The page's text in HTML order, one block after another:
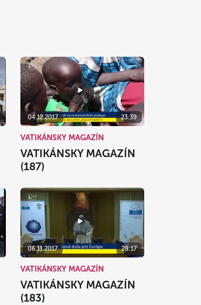
04.12.2017 23:39
VATIKÁNSKY MAGAZÍN
VATIKÁNSKY MAGAZÍN
(187)
06.11.2017 28:17
VATIKÁNSKY MAGAZÍN
VATIKÁNSKY MAGAZÍN
(183)